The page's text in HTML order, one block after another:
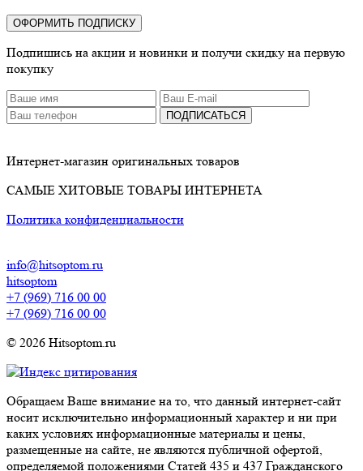
ОФОРМИТЬ ПОДПИСКУ
Подпишись на акции и новинки и получи скидку на первую
покупку
ПОДПИСАТЬСЯ
Интернет-магазин оригинальных товаров
САМЫЕ ХИТОВЫЕ ТОВАРЫ ИНТЕРНЕТА
Политика конфиденциальности
info@hitsoptom.ru
hitsoptom
+7 (969) 716 00 00
+7 (969) 716 00 00
© 2026 Hitsoptom.ru
Обращаем Ваше внимание на то, что данный интернет-сайт
носит исключительно информационный характер и ни при
каких условиях информационные материалы и цены,
размещенные на сайте, не являются публичной офертой,
определяемой положениями Статей 435 и 437 Гражданского